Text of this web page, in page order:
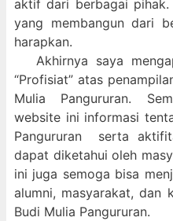
aktif dari berbagai
yang membangun dari
harapkan.
Akhirnya saya
“Profisiat” atas
Mulia Pangururan.
website ini informasi
Pangururan serta
dapat diketahui oleh
ini juga semoga bisa
alumni, masyarakat, dan
Budi Mulia Pangururan.